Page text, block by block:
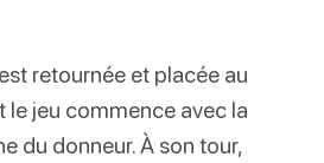
retournée et placée au
le jeu commence avec la
du donneur. À son tour,